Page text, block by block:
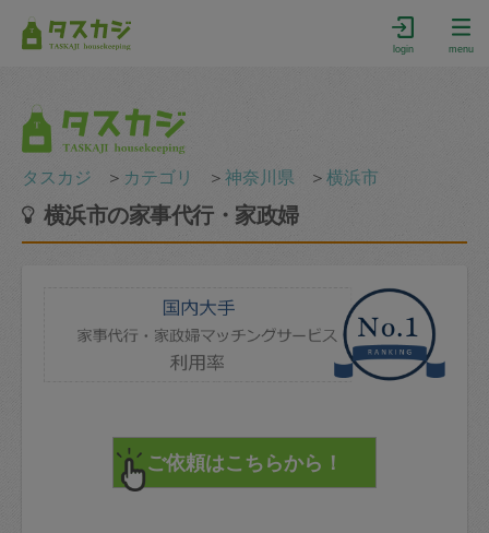
login menu
タスカジ ＞ カテゴリ ＞神奈川県 ＞横浜市
横浜市の家事代行・家政婦